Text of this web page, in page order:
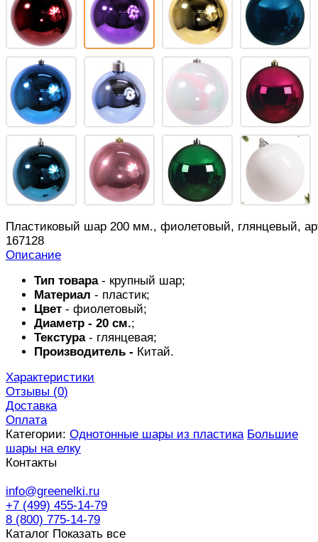
Пластиковый шар 200 мм., фиолетовый, глянцевый,
167128
Описание
Тип товара - крупный шар;
Материал - пластик;
Цвет - фиолетовый;
Диаметр - 20 см.;
Текстура - глянцевая;
Производитель - Китай.
Характеристики
Отзывы (0)
Доставка
Оплата
Категории: Однотонные шары из пластика Большие
шары на елку
Контакты
info@greenelki.ru
+7 (499) 455-14-79
8 (800) 775-14-79
Каталог Показать все